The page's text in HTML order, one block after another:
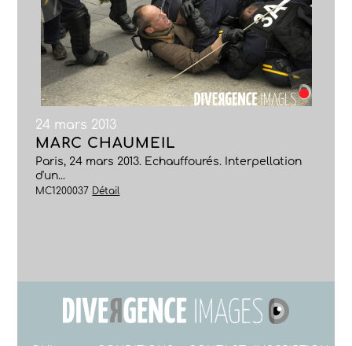
24 mars 2013
MARC CHAUMEIL
Paris, 24 mars 2013. Echauffourés. Interpellation
d'un...
MC1200037 Détail